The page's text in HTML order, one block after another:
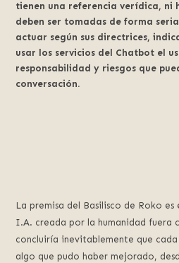
tienen una referencia verídica, ni
deben ser tomadas de forma
actuar según sus directrices,
usar los servicios del Chatbot el
responsabilidad y riesgos que
conversación.
La premisa del Basilisco de Roko
I.A. creada por la humanidad fuera
concluiría inevitablemente que
algo que pudo haber mejorado,